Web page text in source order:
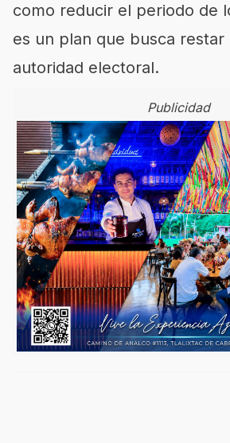
como reducir el periodo de
es un plan que busca restar
autoridad electoral.
Publicidad